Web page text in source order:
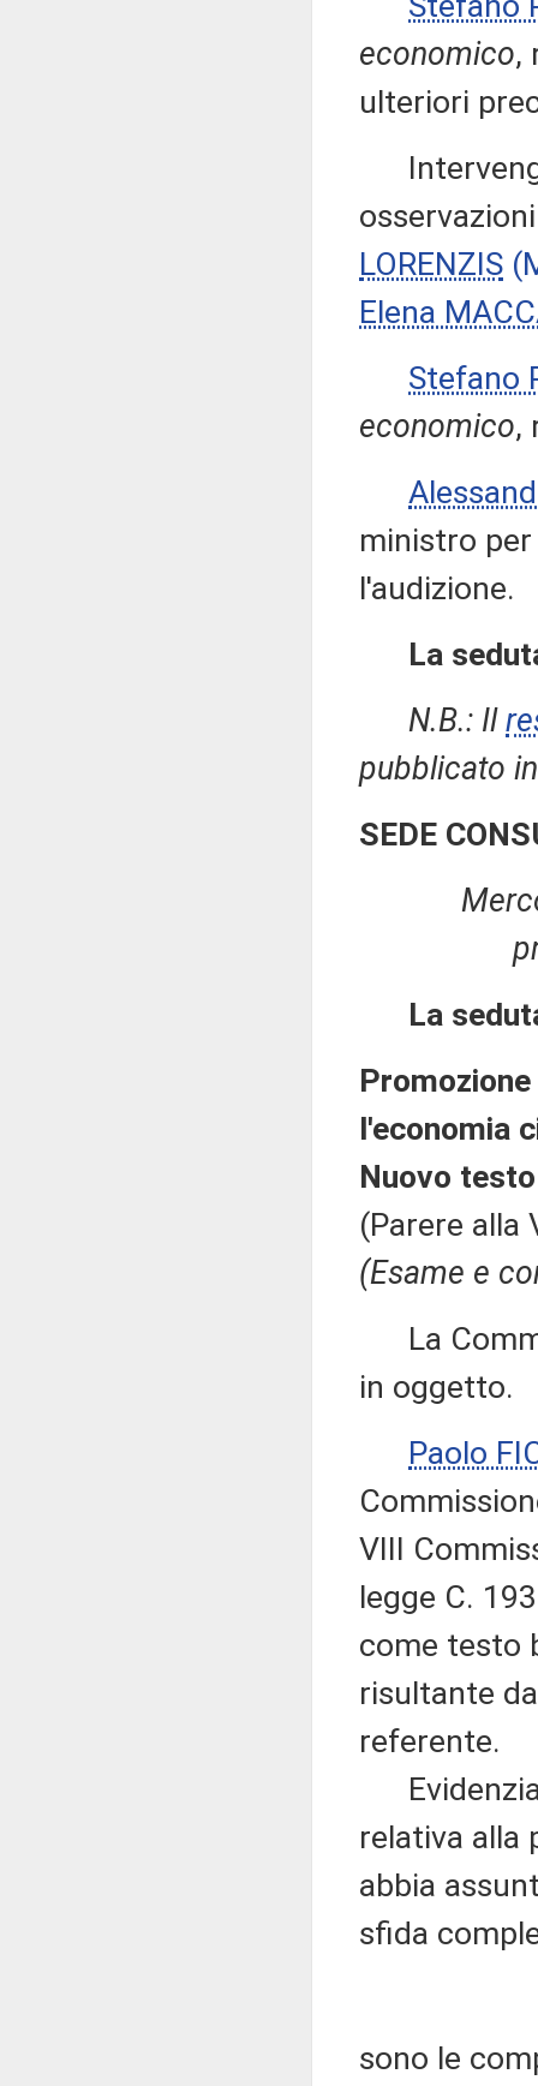
economico,
ulteriori
LORENZIS
Elena
Stefano
economico,
ministro
l'audizione.
La
N.B.: Il
pubblicato
SEDE
La
l'economia
Nuovo
(Parere alla
(Esame e
La
in oggetto.
Paolo
VIII
legge C.
come testo
risultante
referente.
Evidenzia
relativa alla
abbia
sfida
sono le